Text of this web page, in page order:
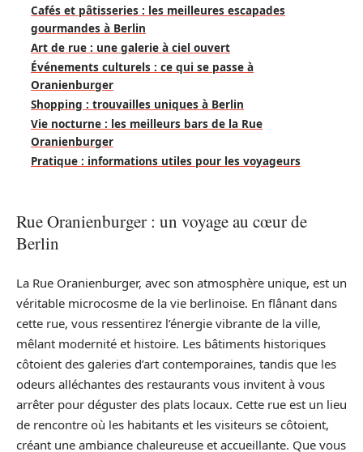
Cafés et pâtisseries : les meilleures escapades
gourmandes à Berlin
Art de rue : une galerie à ciel ouvert
Événements culturels : ce qui se passe à
Oranienburger
Shopping : trouvailles uniques à Berlin
Vie nocturne : les meilleurs bars de la Rue
Oranienburger
Pratique : informations utiles pour les voyageurs
Rue Oranienburger : un voyage au cœur de
Berlin
La Rue Oranienburger, avec son atmosphère unique, est un
véritable microcosme de la vie berlinoise. En flânant dans
cette rue, vous ressentirez l’énergie vibrante de la ville,
mêlant modernité et histoire. Les bâtiments historiques
côtoient des galeries d’art contemporaines, tandis que les
odeurs alléchantes des restaurants vous invitent à vous
arrêter pour déguster des plats locaux. Cette rue est un lieu
de rencontre où les habitants et les visiteurs se côtoient,
créant une ambiance chaleureuse et accueillante. Que vous